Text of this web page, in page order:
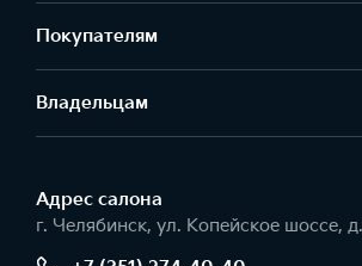
Покупателям
Владельцам
Адрес салонa
г. Челябинск, ул. Копейское шоссе,